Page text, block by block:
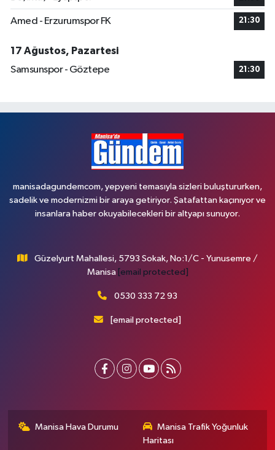
Amed - Erzurumspor FK 21:30
17 Ağustos, Pazartesi
Samsunspor - Göztepe
21:30
manisadagundemcom, yepyeni temasıyla sizleri buluştururken,
sadelik ve modernizmi bir araya getiriyor. Şatafattan kaçınıyor ve
insanlara haber okuyabilecekleri bir altyapı sunuyor.
Güzelyurt Mahallesi, 5793 Sokak, No:1/C - Yunusemre /
Manisa [email protected]
0530 333 72 93
[email protected]
Manisa Hava Durumu
Manisa Trafik Yoğunluk
Haritası